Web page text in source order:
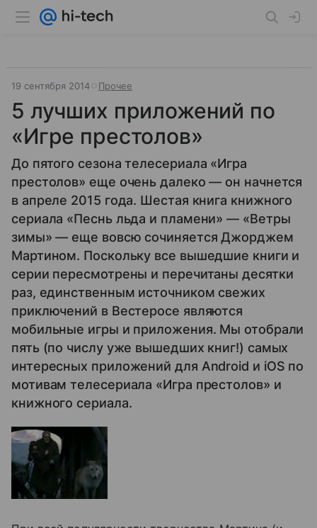
19 сентября 2014 Прочее
5 лучших приложений по
«Игре престолов»
До пятого сезона телесериала «Игра
престолов» еще очень далеко — он начнется
в апреле 2015 года. Шестая книга книжного
сериала «Песнь льда и пламени» — «Ветры
зимы» — еще вовсю сочиняется Джорджем
Мартином. Поскольку все вышедшие книги и
серии пересмотрены и перечитаны десятки
раз, единственным источником свежих
приключений в Вестеросе являются
мобильные игры и приложения. Мы отобрали
пять (по числу уже вышедших книг!) самых
интересных приложений для Android и iOS по
мотивам телесериала «Игра престолов» и
книжного сериала.